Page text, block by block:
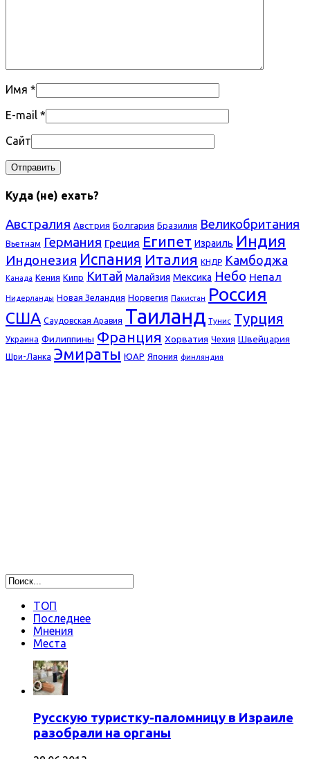
Имя *
E-mail *
Сайт
Куда (не) ехать?
Австралия Австрия Болгария Бразилия Великобритания
Вьетнам Германия Греция Египет Израиль Индия
Индонезия Испания Италия КНДР Камбоджа
Канада Кения Кипр Китай Малайзия Мексика Небо Непал
Нидерланды Новая Зеландия Норвегия Пакистан Россия
США Саудовская Аравия Таиланд Тунис Турция
Украина Филиппины Франция Хорватия Чехия Швейцария
Шри-Ланка Эмираты ЮАР Япония финляндия
ТОП
Последнее
Мнения
Места
Русскую туристку-паломницу в Израиле
разобрали на органы